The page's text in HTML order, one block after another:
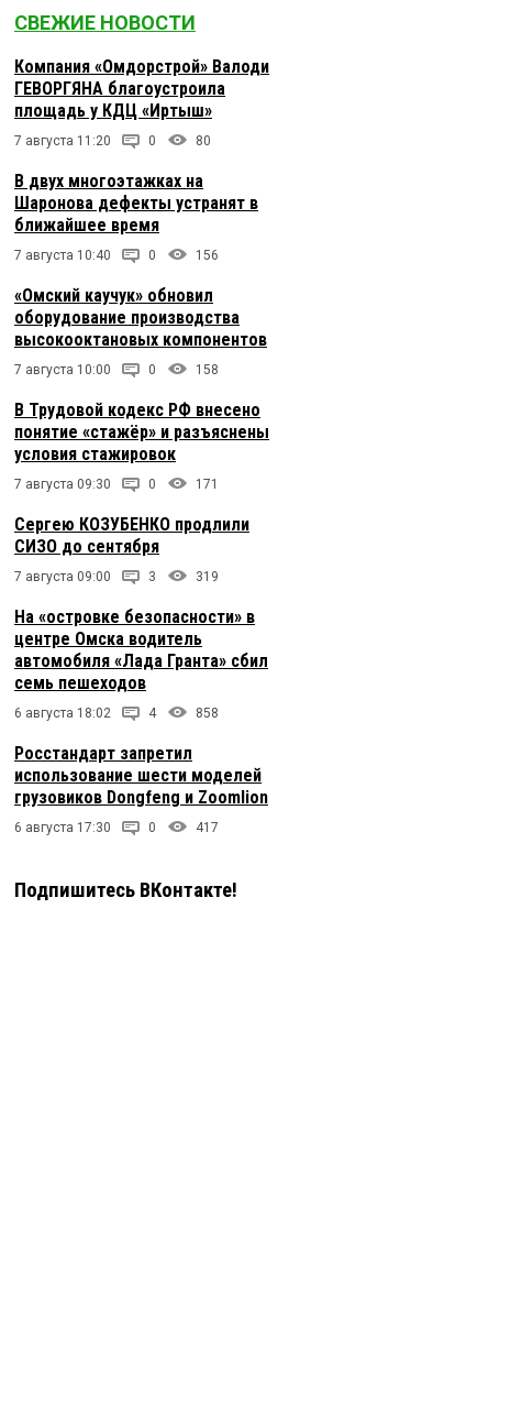
СВЕЖИЕ НОВОСТИ
Компания «Омдорстрой» Валоди
ГЕВОРГЯНА благоустроила
площадь у КДЦ «Иртыш»
7 августа 11:20 0 80
В двух многоэтажках на
Шаронова дефекты устранят в
ближайшее время
7 августа 10:40 0 156
«Омский каучук» обновил
оборудование производства
высокооктановых компонентов
7 августа 10:00 0 158
В Трудовой кодекс РФ внесено
понятие «стажёр» и разъяснены
условия стажировок
7 августа 09:30 0 171
Сергею КОЗУБЕНКО продлили
СИЗО до сентября
7 августа 09:00 3 319
На «островке безопасности» в
центре Омска водитель
автомобиля «Лада Гранта» сбил
семь пешеходов
6 августа 18:02 4 858
Росстандарт запретил
использование шести моделей
грузовиков Dongfeng и Zoomlion
6 августа 17:30 0 417
Подпишитесь ВКонтакте!